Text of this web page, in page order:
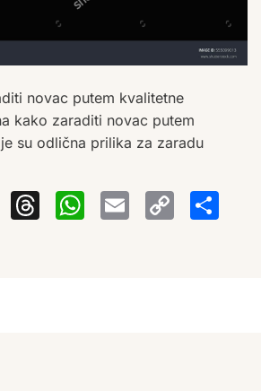
novac putem kvalitetne
kako zaraditi novac putem
su odlična prilika za zaradu
X Threads
Email